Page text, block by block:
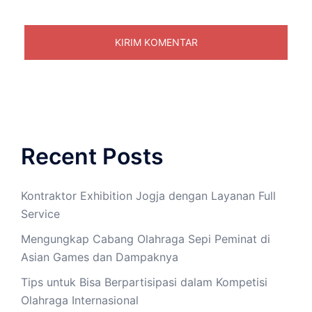
Recent Posts
Kontraktor Exhibition Jogja dengan Layanan Full
Service
Mengungkap Cabang Olahraga Sepi Peminat di
Asian Games dan Dampaknya
Tips untuk Bisa Berpartisipasi dalam Kompetisi
Olahraga Internasional